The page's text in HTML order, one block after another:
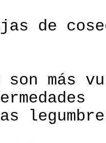
de
más